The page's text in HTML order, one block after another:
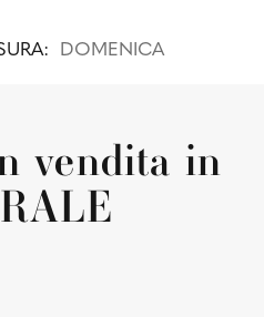
DOMENICA
vendita in